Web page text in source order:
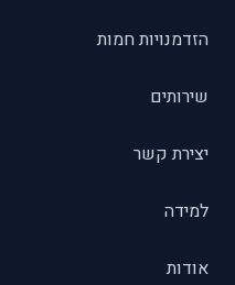
הזדמנויות חמות
שירותים
יצירת קשר
למידה
אודות